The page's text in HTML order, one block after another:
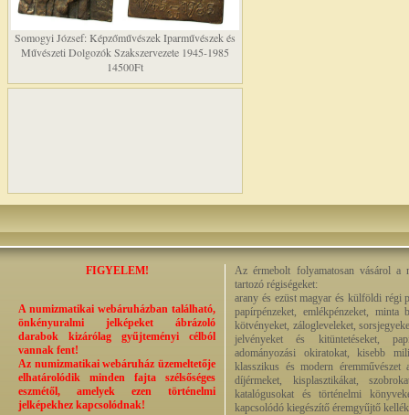
Somogyi József: Képzőművészek Iparművészek és
Művészeti Dolgozók Szakszervezete 1945-1985
14500Ft
FIGYELEM!
A numizmatikai webáruházban található,
önkényuralmi jelképeket ábrázoló
darabok kizárólag gyűjteményi célból
vannak fent!
Az numizmatikai webáruház üzemeltetője
elhatárolódik minden fajta szélsőséges
eszmétől, amelyek ezen történelmi
jelképekhez kapcsolódnak!
Az érmebolt folyamatosan vásárol a
tartozó régiségeket:
arany és ezüst magyar és külföldi régi
papírpénzeket, emlékpénzeket, minta
kötvényeket, zálogleveleket,
jelvényeket és kitüntetéseket,
adományozási okiratokat, kisebb
klasszikus és modern éremművészet
díjérmeket, kisplasztikákat,
katalógusokat és történelmi
kapcsolódó kiegészítő éremgyűjtő